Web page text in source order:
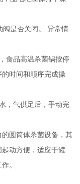
阀是否关闭。 异常情
食品高温杀菌锅按停
时间和顺序完成操
，气供足后，手动完
圆筒体杀菌设备，其
动方便，适应于罐
。